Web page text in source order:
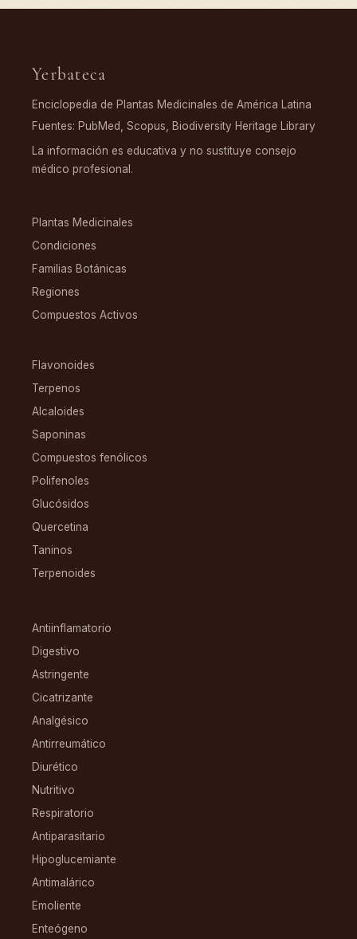
Yerbateca
Enciclopedia de Plantas Medicinales de América Latina
Fuentes: PubMed, Scopus, Biodiversity Heritage Library
La información es educativa y no sustituye consejo
médico profesional.
Plantas Medicinales
Condiciones
Familias Botánicas
Regiones
Compuestos Activos
Flavonoides
Terpenos
Alcaloides
Saponinas
Compuestos fenólicos
Polifenoles
Glucósidos
Quercetina
Taninos
Terpenoides
Antiinflamatorio
Digestivo
Astringente
Cicatrizante
Analgésico
Antirreumático
Diurético
Nutritivo
Respiratorio
Antiparasitario
Hipoglucemiante
Antimalárico
Emoliente
Enteógeno